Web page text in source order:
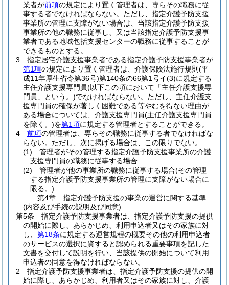
業者が前項の規定により置く管理者は、専らその職務に従
事する者でなければならない。 ただし、指定介護予防支援
事業所の管理に支障がない場合は、当該指定介護予防支援
事業所の他の職務に従事し、又は当該指定介護予防支援事
業者である地域包括支援センターの職務に従事することが
できるものとする。
3
指定居宅介護支援事業者である指定介護予防支援事業者が
第1項の規定により置く管理者は、介護保険法施行規則 (平
成11年厚生省令第36号)第140条の66第1号イ(3)に規定する
主任介護支援専門員(以下この項において「主任介護支援専
門員」という。)でなければならない。 ただし、主任介護支
援専門員の確保が著しく困難である等やむを得ない理由が
ある場合については、介護支援専門員(主任介護支援専門員
を除く。)を第1項に規定する管理者とすることができる。
4
前項の管理者は、専らその職務に従事する者でなければな
らない。 ただし、次に掲げる場合は、この限りでない。
(1)
管理者がその管理する指定介護予防支援事業所の介護
支援専門員の職務に従事する場合
(2)
管理者が他の事業所の職務に従事する場合(その管理
する指定介護予防支援事業所の管理に支障がない場合に
限る。)
第4章
指定介護予防支援の事業の運営に関する基準
(内容及び手続の説明及び同意)
第5条
指定介護予防支援事業者は、指定介護予防支援の提供
の開始に際し、あらかじめ、利用申込者又はその家族に対
し、 第18条に規定する運営規程の概要その他の利用申込者
のサービスの選択に資すると認められる重要事項を記した
文書を交付して説明を行い、当該提供の開始について利用
申込者の同意を得なければならない。
2
指定介護予防支援事業者は、指定介護予防支援の提供の開
始に際し、あらかじめ、利用者又はその家族に対し、介護